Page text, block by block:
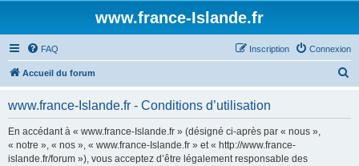
www.france-Islande.fr
FAQ Connexion
Inscription
Accueil du forum
www.france-Islande.fr - Conditions d’utilisation
En accédant à « www.france-Islande.fr » (désigné ci-après par « nous »,
« notre », « nos », « www.france-Islande.fr » et « http://www.france-
islande.fr/forum »), vous acceptez d’être légalement responsable des